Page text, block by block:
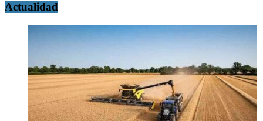
Actualidad